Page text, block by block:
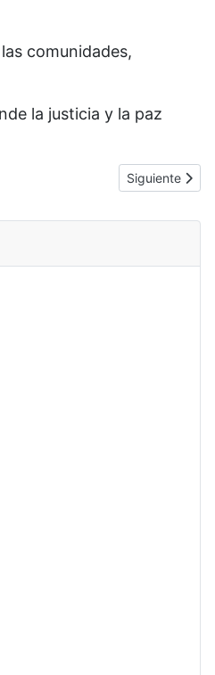
comunidades,
la justicia y la paz
Artículo
Siguiente